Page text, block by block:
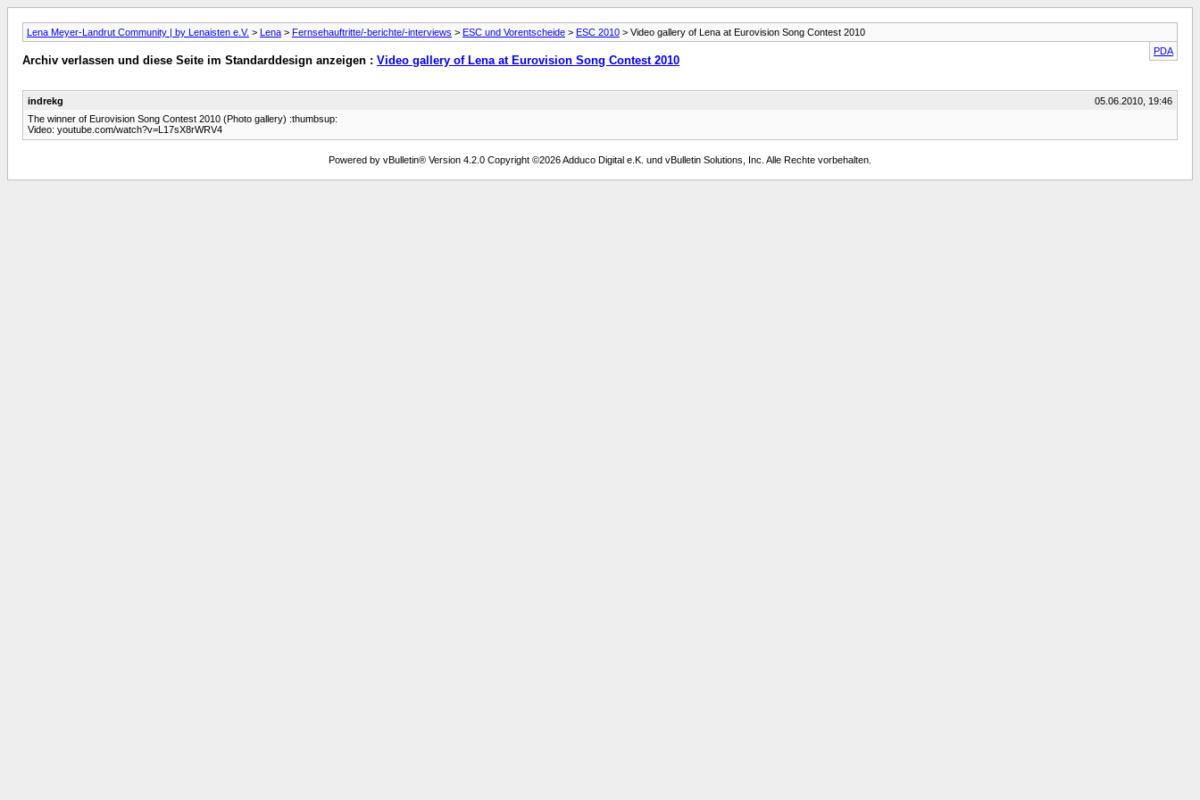
Lena Meyer-Landrut Community | by Lenaisten e.V. > Lena > Fernsehauftritte/-berichte/-interviews > ESC und Vorentscheide > ESC 2010 > Video gallery of Lena at Eurovision Song Contest 2010
PDA
Archiv verlassen und diese Seite im Standarddesign anzeigen : Video gallery of Lena at Eurovision Song Contest 2010
indrekg
05.06.2010, 19:46
The winner of Eurovision Song Contest 2010 (Photo gallery) :thumbsup:
Video: youtube.com/watch?v=L17sX8rWRV4
Powered by vBulletin® Version 4.2.0 Copyright ©2026 Adduco Digital e.K. und vBulletin Solutions, Inc. Alle Rechte vorbehalten.